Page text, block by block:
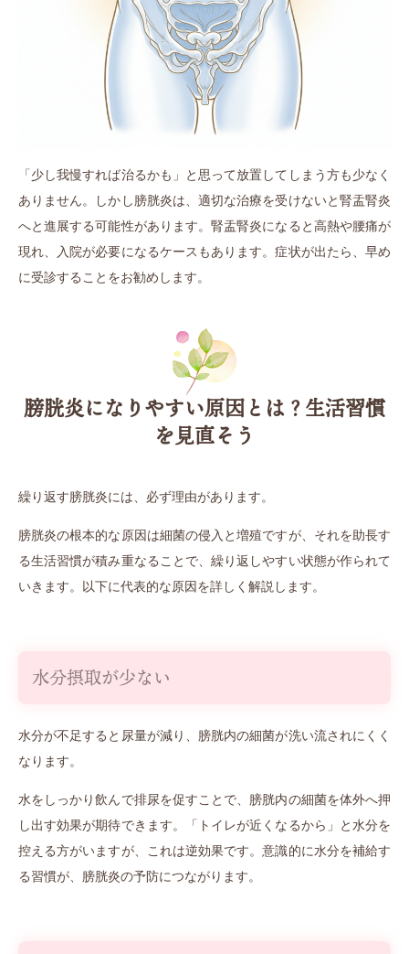
「少し我慢すれば治るかも」と思って放置してしまう方も少なく
ありません。しかし膀胱炎は、適切な治療を受けないと腎盂腎炎
へと進展する可能性があります。腎盂腎炎になると高熱や腰痛が
現れ、入院が必要になるケースもあります。症状が出たら、早め
に受診することをお勧めします。
膀胱炎になりやすい原因とは？生活習慣
を見直そう
繰り返す膀胱炎には、必ず理由があります。
膀胱炎の根本的な原因は細菌の侵入と増殖ですが、それを助長す
る生活習慣が積み重なることで、繰り返しやすい状態が作られて
いきます。以下に代表的な原因を詳しく解説します。
水分摂取が少ない
水分が不足すると尿量が減り、膀胱内の細菌が洗い流されにくく
なります。
水をしっかり飲んで排尿を促すことで、膀胱内の細菌を体外へ押
し出す効果が期待できます。「トイレが近くなるから」と水分を
控える方がいますが、これは逆効果です。意識的に水分を補給す
る習慣が、膀胱炎の予防につながります。